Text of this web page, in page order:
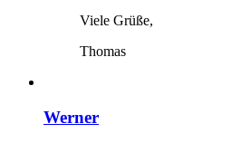
Viele Grüße,
Thomas
Werner